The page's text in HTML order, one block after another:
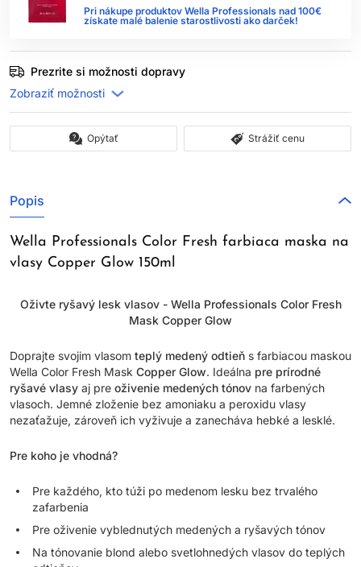
Pri nákupe produktov Wella Professionals nad 100€
získate malé balenie starostlivosti ako darček!
Prezrite si možnosti dopravy
Opýtať Strážiť cenu
Popis
Wella Professionals Color Fresh farbiaca maska na
vlasy Copper Glow 150ml
Oživte ryšavý lesk vlasov - Wella Professionals Color Fresh
Mask Copper Glow
Doprajte svojim vlasom teplý medený odtieň s farbiacou maskou
Wella Color Fresh Mask Copper Glow. Ideálna pre prírodné
ryšavé vlasy aj pre oživenie medených tónov na farbených
vlasoch. Jemné zloženie bez amoniaku a peroxidu vlasy
nezaťažuje, zároveň ich vyživuje a zanecháva hebké a lesklé.
Pre koho je vhodná?
Pre každého, kto túži po medenom lesku bez trvalého
zafarbenia
Pre oživenie vyblednutých medených a ryšavých tónov
Na tónovanie blond alebo svetlohnedých vlasov do teplých